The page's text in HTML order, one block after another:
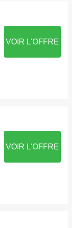
VOIR L'OFFRE
VOIR L'OFFRE